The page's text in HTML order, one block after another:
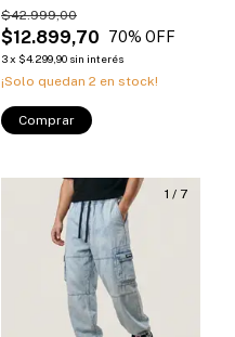
$12.899,70
$42.999,00
70% OFF
3x $4.299,90 sin interés
¡Solo quedan 2 en stock!
Comprar
1 / 7